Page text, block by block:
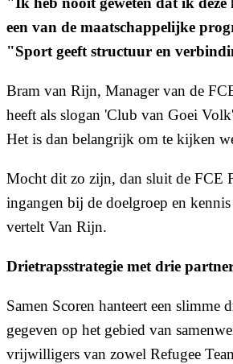
een van de maatschappelijke
"Sport geeft structuur en
Bram van Rijn, Manager van de
heeft als slogan 'Club van Goei
Het is dan belangrijk om te kijken
Mocht dit zo zijn, dan sluit de FCE
ingangen bij de doelgroep en
vertelt Van Rijn.
Drietrapsstrategie met drie
Samen Scoren hanteert een slimme
gegeven op het gebied van
vrijwilligers van zowel Refugee